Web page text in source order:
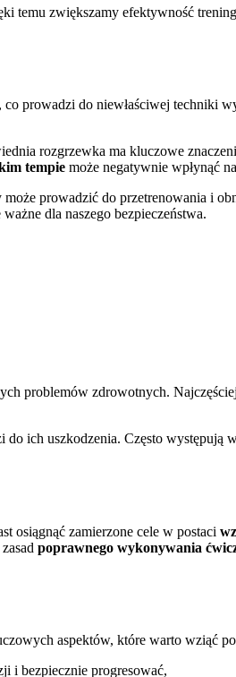
temu zwiększamy efektywność
, co prowadzi do niewłaściwej techniki
rozgrzewka ma kluczowe
tempie może negatywnie wpłynąć
prowadzić do przetrenowania i
dla naszego bezpieczeństwa.
problemów zdrowotnych.
do ich uszkodzenia. Często występują
osiągnąć zamierzone cele w postaci
poprawnego wykonywania
aspektów, które warto wziąć
i bezpiecznie progresować,